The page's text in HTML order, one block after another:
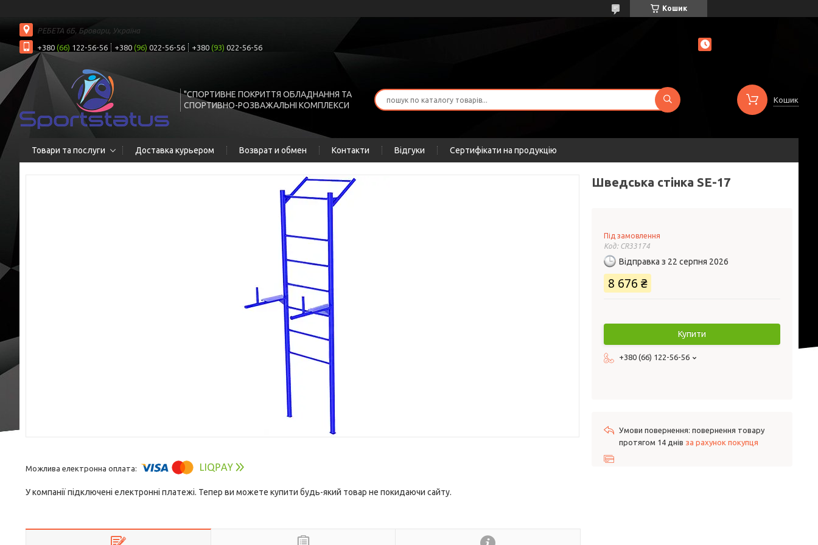
Кошик
РЕБЕТА 6Б, Бровари, Україна
+380 (66) 122-56-56 +380 (96) 022-56-56 +380 (93) 022-56-56
"СПОРТИВНЕ ПОКРИТТЯ ОБЛАДНАННЯ ТА
СПОРТИВНО-РОЗВАЖАЛЬНІ КОМПЛЕКСИ
Кошик
Товари та послуги Доставка курьером Возврат и обмен Контакти Відгуки Сертифікати на продукцію
У компанії підключені електронні платежі. Тепер ви можете купити будь-який товар не покидаючи сайту.
Шведська стінка SE-17
Під замовлення
Код: CR33174
Відправка з 22 серпня 2026
8 676 ₴
Купити
+380 (66) 122-56-56
повернення товару
протягом 14 днів за рахунок покупця